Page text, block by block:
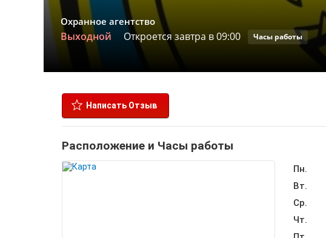
Охранное агентство
Выходной Откроется завтра в 09:00 Часы работы
Написать Отзыв
Расположение и Часы работы
Пн.
Вт.
Ср.
Чт.